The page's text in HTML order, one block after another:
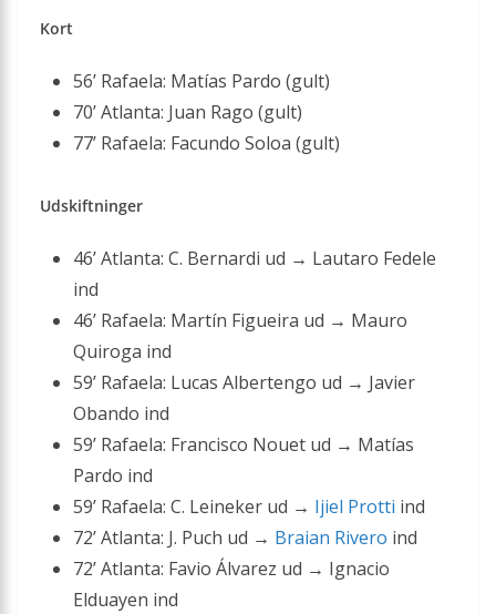
Kort
56’ Rafaela: Matías Pardo (gult)
70’ Atlanta: Juan Rago (gult)
77’ Rafaela: Facundo Soloa (gult)
Udskiftninger
46’ Atlanta: C. Bernardi ud → Lautaro Fedele
ind
46’ Rafaela: Martín Figueira ud → Mauro
Quiroga ind
59’ Rafaela: Lucas Albertengo ud → Javier
Obando ind
59’ Rafaela: Francisco Nouet ud → Matías
Pardo ind
59’ Rafaela: C. Leineker ud → Ijiel Protti ind
72’ Atlanta: J. Puch ud → Braian Rivero ind
72’ Atlanta: Favio Álvarez ud → Ignacio
Elduayen ind